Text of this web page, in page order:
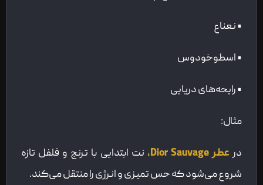
• نعناع
• اسطوخودوس
• رایحه‌های دریایی
مثال:
درعطر Dior Sauvage،
نت ابتدایی با ترنج و فلفل تازه
شروع می‌شود که حس تمیزی و انرژی را منتقل می‌کند.